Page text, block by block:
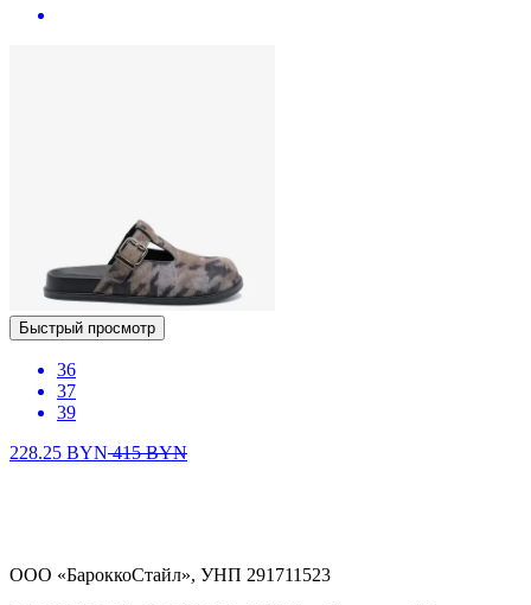
Быстрый просмотр
36
37
39
228.25 BYN415BYN
ООО «БароккоСтайл», УНП 291711523